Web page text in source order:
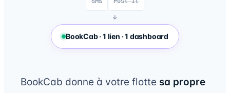
↓
BookCab · 1 lien · 1 dashboard
BookCab donne à votre flotte sa propre